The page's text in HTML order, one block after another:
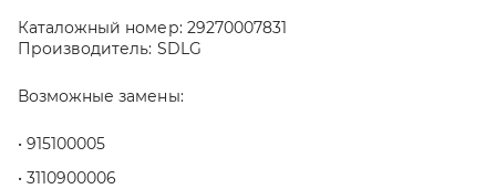
Каталожный номер: 29270007831
Производитель: SDLG
Возможные замены:
915100005
3110900006